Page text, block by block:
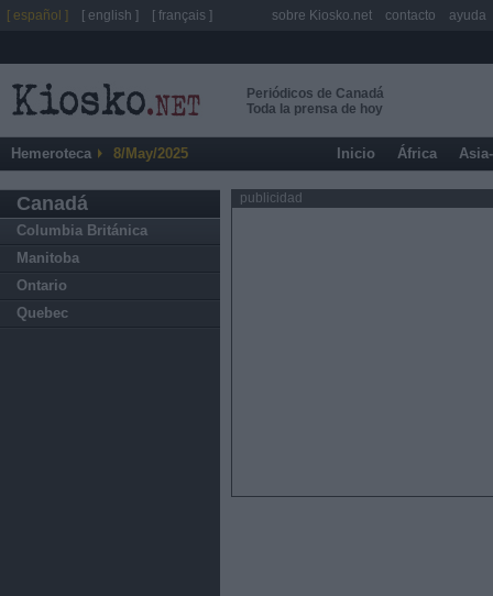
Periódicos de Canadá
Toda la prensa de hoy
Hemeroteca 8/May/2025 Inicio África
Canadá
Columbia Británica
Manitoba
Ontario
Quebec
publicidad
[ español ] [ english ] [ français ] sobre Kiosko.net contacto ayuda